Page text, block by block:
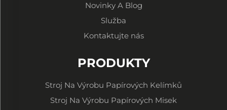
Novinky A Blog
Služba
Kontaktujte nás
PRODUKTY
Stroj Na Výrobu Papírových Kelímků
Stroj Na Výrobu Papírových Misek